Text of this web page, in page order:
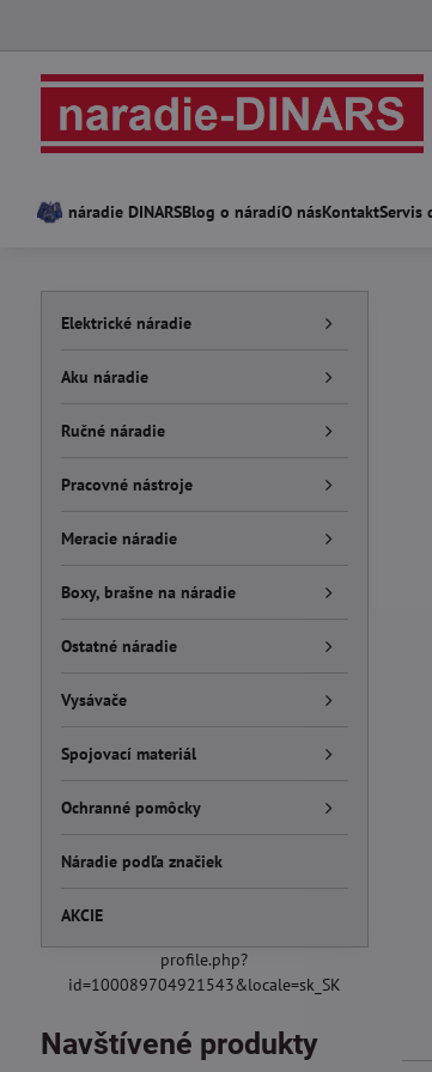
náradie DINARSBlog o náradíO násKontaktServis
Elektrické náradie
Aku náradie
Ručné náradie
Pracovné nástroje
Meracie náradie
Boxy, brašne na náradie
Ostatné náradie
Vysávače
Spojovací materiál
Ochranné pomôcky
Náradie podľa značiek
AKCIE
profile.php?
id=100089704921543&locale=sk_SK
Navštívené produkty